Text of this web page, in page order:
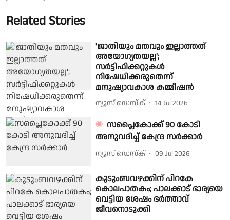
Related Stories
'ജാതിയും മതവും ഇല്ലാത്തത്
അയോഗ്യതയല്ല';
സർട്ടിഫിക്കറ്റുകൾ
നിഷേധിക്കരുതെന്ന്
മനുഷ്യാവകാശ കമ്മീഷൻ
ന്യൂസ് ഡെസ്ക് 14 Jul 2026
സപ്ലൈകോക്ക് 90 കോടി
അനുവദിച്ച് കേന്ദ്ര സർക്കാർ
ന്യൂസ് ഡെസ്ക് 09 Jul 2026
കുടുംബവഴക്കിന് പിറകേ
കൊലപാതകം; പാലക്കാട് ഭാര്യയെ
വെട്ടിയ ശേഷം ഭർത്താവ്
ജീവനൊടുക്കി